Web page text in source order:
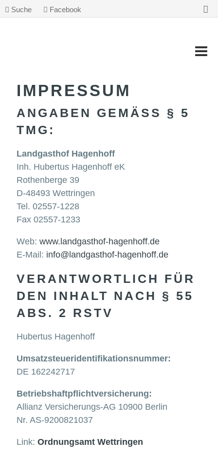
Suche Facebook
IMPRESSUM
ANGABEN GEMÄSS § 5 T
MG:
Landgasthof Hagenhoff
Inh. Hubertus Hagenhoff eK
Rothenberge 39
D-48493 Wettringen
Tel. 02557-1228
Fax 02557-1233
Web: www.landgasthof-hagenhoff.de
E-Mail: info@landgasthof-hagenhoff.de
VERANTWORTLICH FÜR
DEN INHALT NACH § 55
ABS. 2 RSTV
Hubertus Hagenhoff
Umsatzsteueridentifikationsnummer:
DE 162242717
Betriebshaftpflichtversicherung:
Allianz Versicherungs-AG 10900 Berlin
Nr. AS-9200821037
Link: Ordnungsamt Wettringen